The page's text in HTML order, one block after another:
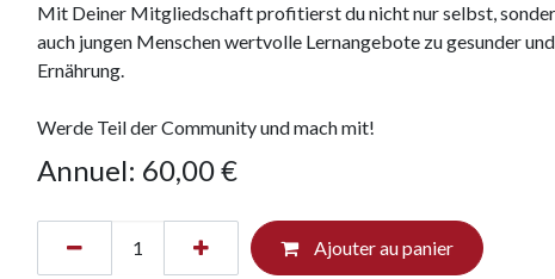
Mit Deiner Mitgliedschaft profitierst du nicht nur selbst,
auch jungen Menschen wertvolle Lernangebote zu gesunder
Ernährung.
Werde Teil der Community und mach mit!
Annuel: 60,00 €
Ajouter au panier